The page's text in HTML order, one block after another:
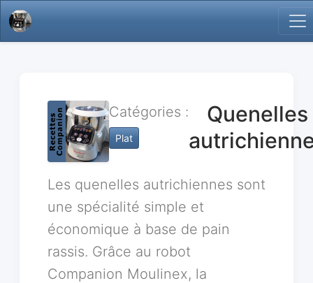
Catégories :
Plat
Quenelles
Les quenelles autrichiennes sont
une spécialité simple et
économique à base de pain
rassis. Grâce au robot
Companion Moulinex, la